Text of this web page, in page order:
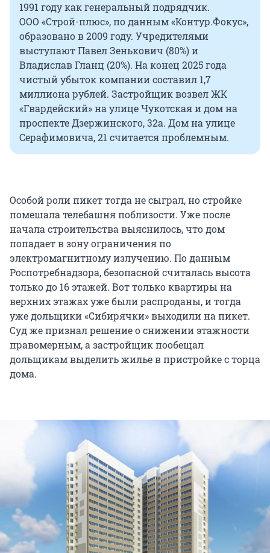
1991 году как генеральный подрядчик.
ООО «Строй-плюс», по данным «Контур.Фокус»,
образовано в 2009 году. Учредителями
выступают Павел Зенькович (80%) и
Владислав Гланц (20%). На конец 2025 года
чистый убыток компании составил 1,7
миллиона рублей. Застройщик возвел ЖК
«Гвардейский» на улице Чукотская и дом на
проспекте Дзержинского, 32а. Дом на улице
Серафимовича, 21 считается проблемным.
Особой роли пикет тогда не сыграл, но стройке
помешала телебашня поблизости. Уже после
начала строительства выяснилось, что дом
попадает в зону ограничения по
электромагнитному излучению. По данным
Роспотребнадзора, безопасной считалась высота
только до 16 этажей. Вот только квартиры на
верхних этажах уже были распроданы, и тогда
уже дольщики «Сибирячки» выходили на пикет.
Суд же признал решение о снижении этажности
правомерным, а застройщик пообещал
дольщикам выделить жилье в пристройке с торца
дома.